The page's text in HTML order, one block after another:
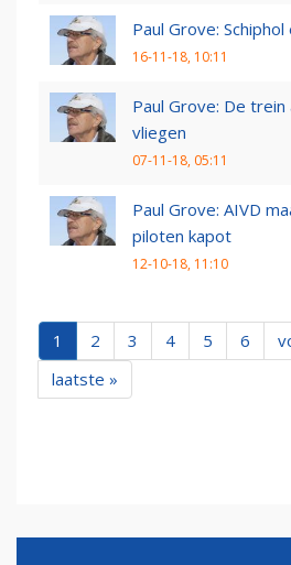
Paul Grove:
16-11-18, 10:11
Paul Grove: De
vliegen
07-11-18, 05:11
Paul Grove: AIVD
piloten kapot
12-10-18, 11:10
1 2 3 4 5 6
laatste »